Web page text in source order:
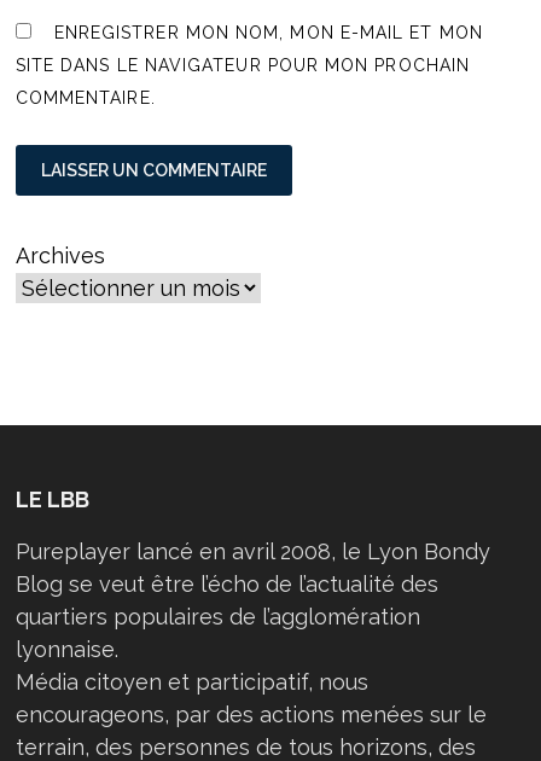
ENREGISTRER MON NOM, MON E-MAIL ET MON
SITE DANS LE NAVIGATEUR POUR MON PROCHAIN
COMMENTAIRE.
Archives
LE LBB
Pureplayer lancé en avril 2008, le Lyon Bondy
Blog se veut être l’écho de l’actualité des
quartiers populaires de l’agglomération
lyonnaise.
Média citoyen et participatif, nous
encourageons, par des actions menées sur le
terrain, des personnes de tous horizons, des